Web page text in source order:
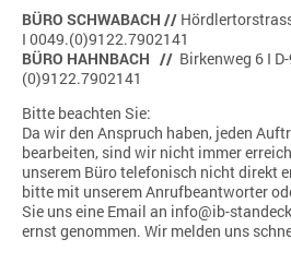
BÜRO SCHWABACH //
I 0049.(0)9122.7902141
BÜRO HAHNBACH // Birkenweg 6 I
(0)9122.7902141
Bitte beachten Sie:
Da wir den Anspruch haben, jeden
bearbeiten, sind wir nicht immer
unserem Büro telefonisch nicht direkt
bitte mit unserem Anrufbeantworter
Sie uns eine Email an info@ib-
ernst genommen. Wir melden uns